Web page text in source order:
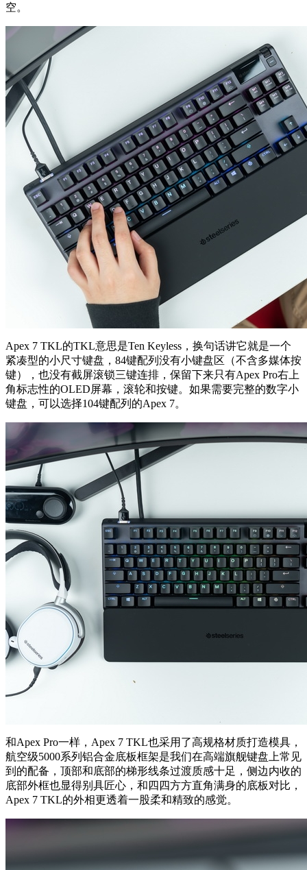
空。
Apex 7 TKL的TKL意思是Ten Keyless，换句话讲它就是一个
紧凑型的小尺寸键盘，84键配列没有小键盘区（不含多媒体按
键），也没有截屏滚锁三键连排，保留下来只有Apex Pro右上
角标志性的OLED屏幕，滚轮和按键。如果需要完整的数字小
键盘，可以选择104键配列的Apex 7。
和Apex Pro一样，Apex 7 TKL也采用了高规格材质打造模具，
航空级5000系列铝合金底板框架是我们在高端旗舰键盘上常见
到的配备，顶部和底部的梯形线条过渡质感十足，侧边内收的
底部外框也显得别具匠心，和四四方方直角满身的底板对比，
Apex 7 TKL的外相更透着一股柔和精致的感觉。